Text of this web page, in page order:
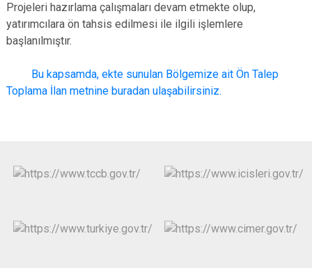
Projeleri hazırlama çalışmaları devam etmekte olup,
yatırımcılara ön tahsis edilmesi ile ilgili işlemlere
başlanılmıştır.
Bu kapsamda, ekte sunulan Bölgemize ait Ön Talep
Toplama İlan metnine buradan ulaşabilirsiniz.